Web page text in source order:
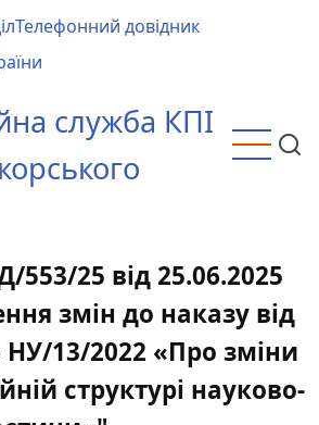
Телефонний довідник
служба КПІ
25 від 25.06.2025
змін до наказу від
НУ/13/2022 «Про зміни
структурі науково-